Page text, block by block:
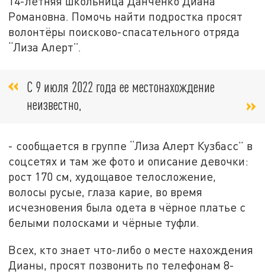
Романовна. Помочь найти подростка просят
волонтёры поисково-спасательного отряда
“Лиза Алерт”.
С 9 июля 2022 года ее местонахождение
неизвестно,
- сообщается в группе “Лиза Алерт Кузбасс” в
соцсетях и там же фото и описание девочки:
рост 170 см, худощавое телосложение,
волосы русые, глаза карие, во время
исчезновения была одета в чёрное платье с
белыми полосками и чёрные туфли.
Всех, кто знает что-либо о месте нахождения
Дианы, просят позвонить по телефонам 8-